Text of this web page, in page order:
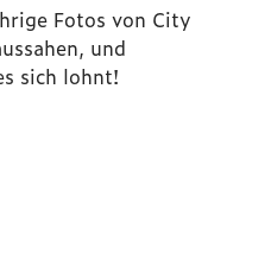
Fotos von City
und
sich lohnt!